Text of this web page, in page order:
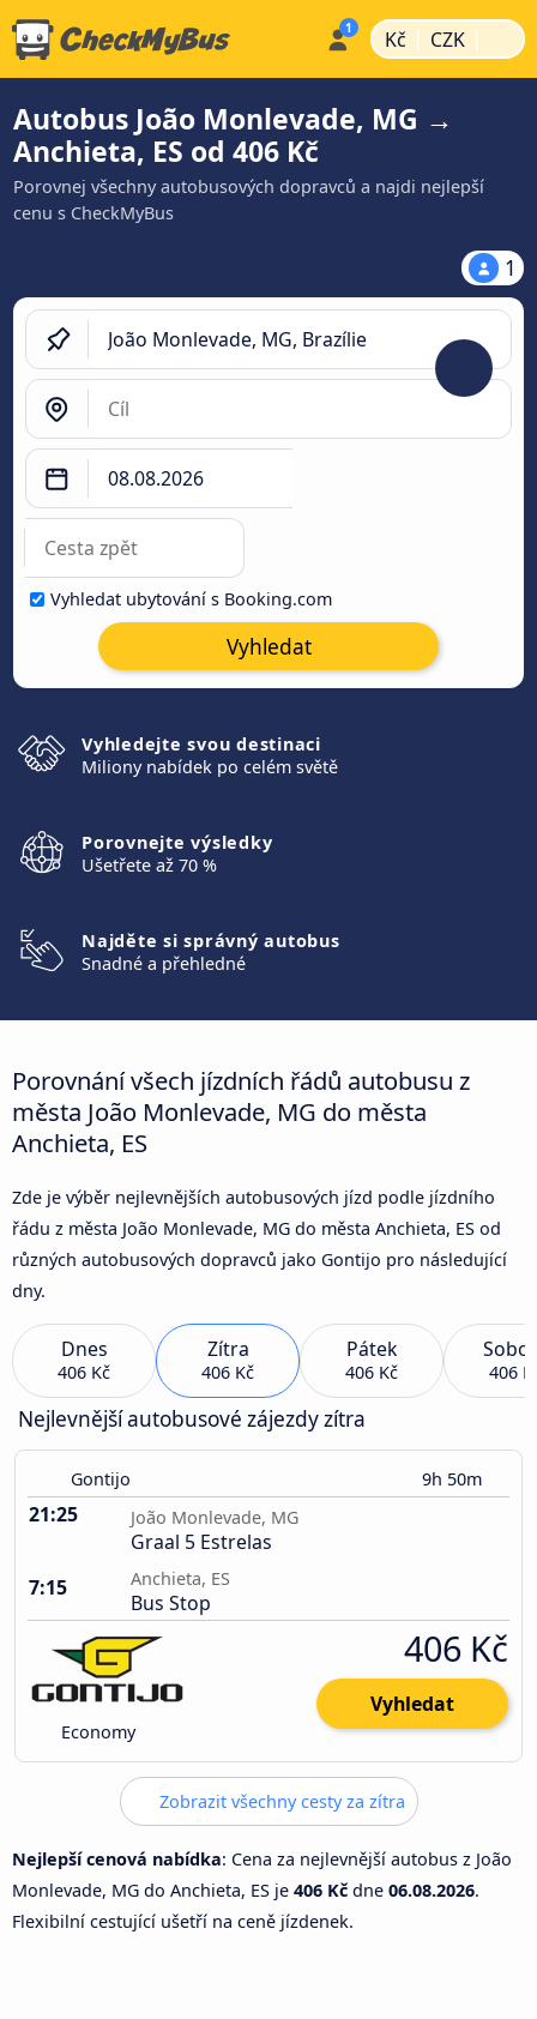
Kč | CZK |
Autobus João Monlevade, MG →
Anchieta, ES od 406 Kč
Porovnej všechny autobusových dopravců a najdi nejlepší
cenu s CheckMyBus
1
Vyhledat ubytování s Booking.com
Vyhledat
Vyhledejte svou destinaci
Miliony nabídek po celém světě
Porovnejte výsledky
Ušetřete až 70 %
Najděte si správný autobus
Snadné a přehledné
Porovnání všech jízdních řádů autobusu z
města João Monlevade, MG do města
Anchieta, ES
Zde je výběr nejlevnějších autobusových jízd podle jízdního
řádu z města João Monlevade, MG do města Anchieta, ES od
různých autobusových dopravců jako Gontijo pro následující
dny.
Dnes
406 Kč
Zítra
406 Kč
Pátek
406 Kč 406
Nejlevnější autobusové zájezdy zítra
Gontijo 9h 50m
21:25 João Monlevade, MG
Graal 5 Estrelas
7:15
Anchieta, ES
Bus Stop
Economy
406 Kč
Vyhledat
Zobrazit všechny cesty za zítra
Nejlepší cenová nabídka: Cena za nejlevnější autobus z João
Monlevade, MG do Anchieta, ES je 406 Kč dne 06.08.2026.
Flexibilní cestující ušetří na ceně jízdenek.